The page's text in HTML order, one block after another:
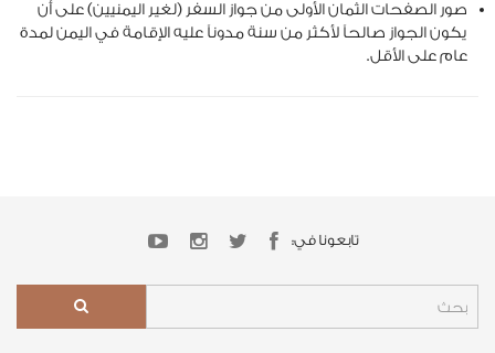
صور الصفحات الثمان الأولى من جواز السفر (لغير اليمنيين) على أن
يكون الجواز صالحاً لأكثر من سنة مدوناً عليه الإقامة في اليمن لمدة
عام على الأقل.
تابعونا في: